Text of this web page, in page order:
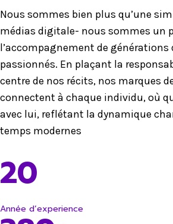
Nous sommes bien plus qu’une
médias digitale- nous sommes un
l’accompagnement de générations
passionnés. En plaçant la
centre de nos récits, nos marques
connectent à chaque individu, où
avec lui, reflétant la dynamique
temps modernes
20
Année d’experience